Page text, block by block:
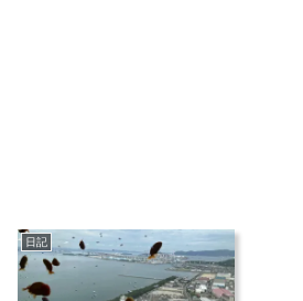
日記